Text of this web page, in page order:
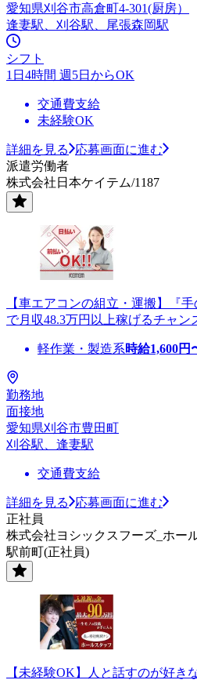
愛知県刈谷市高倉町4-301(厨房）
逢妻駅、刈谷駅、尾張森岡駅
シフト
1日4時間 週5日からOK
交通費支給
未経験OK
詳細を見る
応募画面に進む
派遣労働者
株式会社日本ケイテム/1187
【車エアコンの組立・運搬】『
で月収48.3万円以上稼げるチャン
軽作業・製造系時給1,600円
勤務地
面接地
愛知県刈谷市豊田町
刈谷駅、逢妻駅
交通費支給
詳細を見る
応募画面に進む
正社員
株式会社ヨシックスフーズ_ホー
駅前町(正社員)
【未経験OK】人と話すのが好